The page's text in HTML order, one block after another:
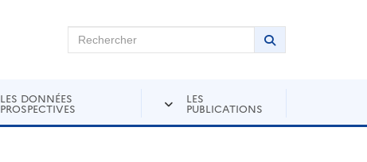
Rechercher sur Andra Inventaire Rechercher
Lancer la
LES DONNÉES
PROSPECTIVES
LES
PUBLICATIONS